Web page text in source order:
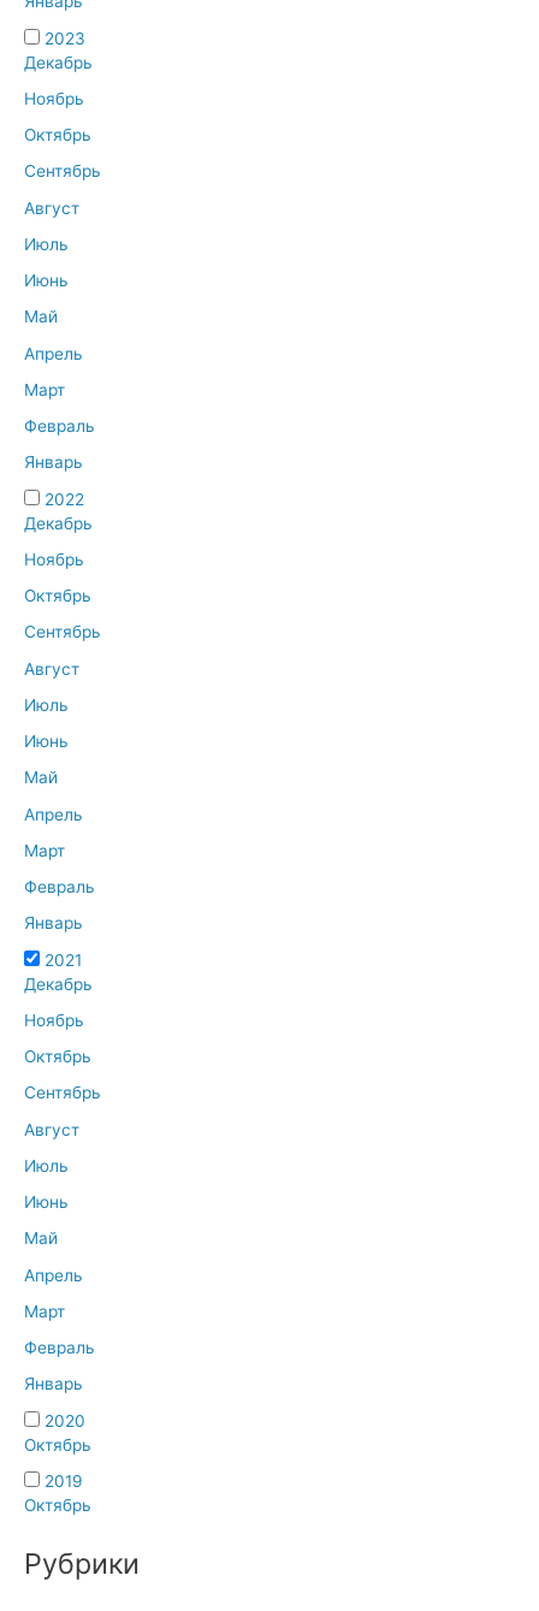
2023
Декабрь
Ноябрь
Октябрь
Сентябрь
Август
Июль
Июнь
Май
Апрель
Март
Февраль
Январь
2022
Декабрь
Ноябрь
Октябрь
Сентябрь
Август
Июль
Июнь
Май
Апрель
Март
Февраль
Январь
2021
Декабрь
Ноябрь
Октябрь
Сентябрь
Август
Июль
Июнь
Май
Апрель
Март
Февраль
Январь
2020
Октябрь
2019
Октябрь
Рубрики